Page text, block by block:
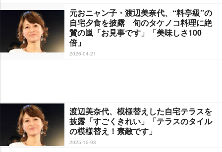
元おニャン子・渡辺美奈代、“料亭級”の
自宅夕食を披露 旬のタケノコ料理に絶
賛の嵐「お見事です」「美味しさ100
倍」
2026-04-21
渡辺美奈代、模様替えした自宅テラスを
披露「すごくきれい」「テラスのタイル
の模様替え！素敵です」
2025-12-03